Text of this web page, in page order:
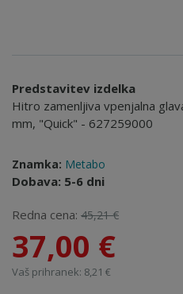
Predstavitev izdelka
Hitro zamenljiva vpenjalna
mm, "Quick" - 627259000
Znamka: Metabo
Dobava: 5-6 dni
Redna cena: 45,21 €
37,00 €
Vaš prihranek: 8,21 €